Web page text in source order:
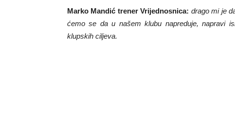
Marko Mandić trener Vrijednosnica: drago mi je
ćemo se da u našem klubu napreduje, napravi
klupskih ciljeva.